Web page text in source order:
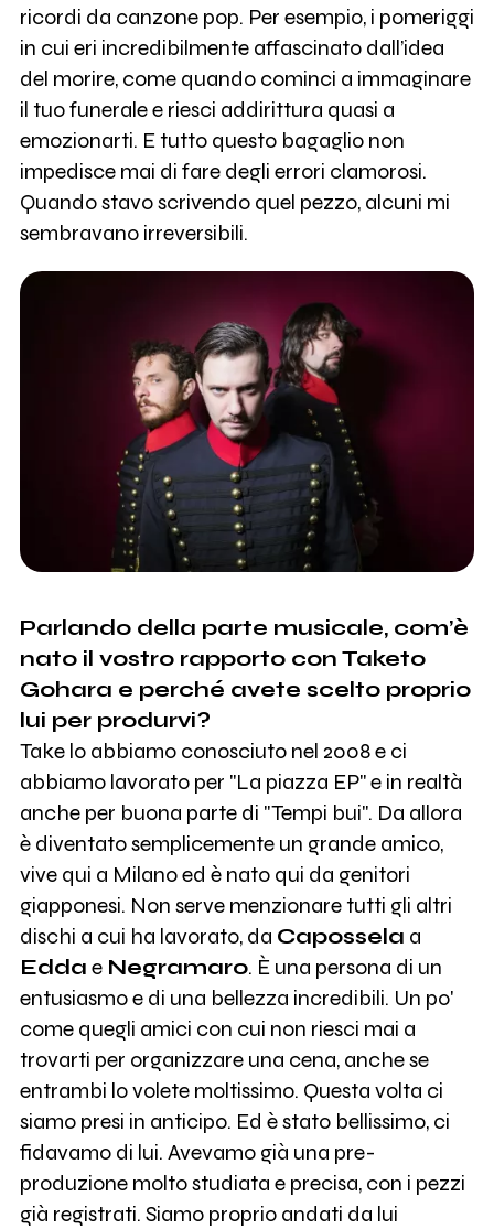
ricordi da canzone pop. Per esempio, i pomeriggi
in cui eri incredibilmente affascinato dall’idea
del morire, come quando cominci a immaginare
il tuo funerale e riesci addirittura quasi a
emozionarti. E tutto questo bagaglio non
impedisce mai di fare degli errori clamorosi.
Quando stavo scrivendo quel pezzo, alcuni mi
sembravano irreversibili.
Parlando della parte musicale, com’è
nato il vostro rapporto con Taketo
Gohara e perché avete scelto proprio
lui per produrvi?
Take lo abbiamo conosciuto nel 2008 e ci
abbiamo lavorato per "La piazza EP" e in realtà
anche per buona parte di "Tempi bui". Da allora
è diventato semplicemente un grande amico,
vive qui a Milano ed è nato qui da genitori
giapponesi. Non serve menzionare tutti gli altri
dischi a cui ha lavorato, da Capossela a
Edda e Negramaro. È una persona di un
entusiasmo e di una bellezza incredibili. Un po'
come quegli amici con cui non riesci mai a
trovarti per organizzare una cena, anche se
entrambi lo volete moltissimo. Questa volta ci
siamo presi in anticipo. Ed è stato bellissimo, ci
fidavamo di lui. Avevamo già una pre-
produzione molto studiata e precisa, con i pezzi
già registrati. Siamo proprio andati da lui